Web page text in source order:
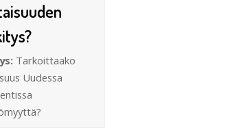
Tarkoittaako
Uudessa